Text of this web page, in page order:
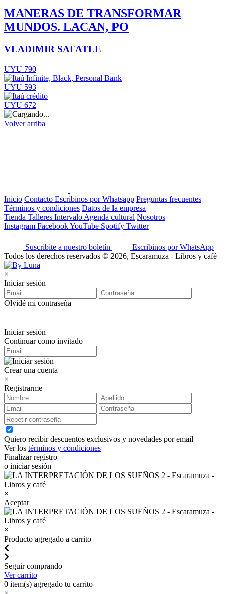
MANERAS DE TRANSFORMAR
MUNDOS. LACAN, PO
VLADIMIR SAFATLE
UYU 790
UYU 593
UYU 672
Volver arriba
Inicio Contacto Escribinos por Whatsapp Preguntas frecuentes
Términos y condiciones Datos de la empresa
Tienda Talleres Intervalo Agenda cultural Nosotros
Instagram FacebookYouTube Spotify Twitter
Suscribite a nuestro boletín
Escribinos por WhatsApp
Todos los derechos reservados © 2026, Escaramuza - Libros y café
×
Iniciar sesión
Olvidé mi contraseña
Iniciar sesión
Continuar como invitado
Crear una cuenta
×
Registrarme
Quiero recibir descuentos exclusivos y novedades por email
Ver los términos y condiciones
Finalizar registro
o iniciar sesión
×
Aceptar
×
Producto agregado a carrito
Seguir comprando
Ver carrito
0 item(s) agregado tu carrito